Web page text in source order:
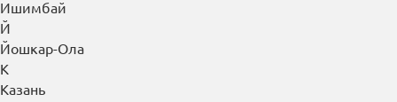
Ишимбай
Й
Йошкар-Ола
К
Казань